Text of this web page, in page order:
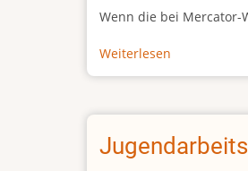
Wenn die bei
Weiterlesen
Afrikas
Größe